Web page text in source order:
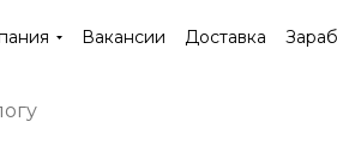
Вакансии Доставка